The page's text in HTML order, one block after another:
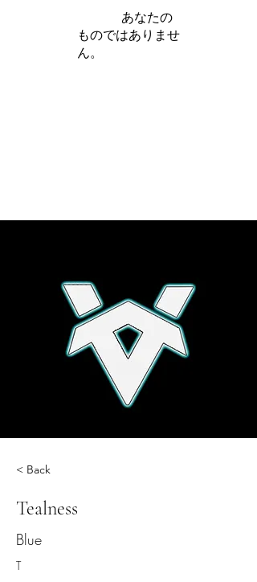
あなたの
ものではありませ
ん。
< Back
Tealness
Blue
T